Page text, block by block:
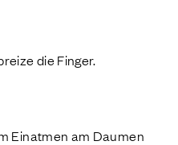
die Finger.
Einatmen am Daumen